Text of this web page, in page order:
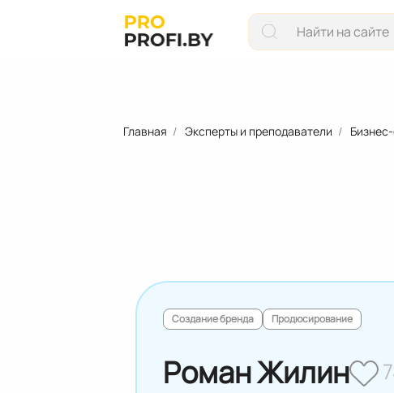
Главная Эксперты и преподаватели
Создание бренда Продюсирование
Роман Жилин